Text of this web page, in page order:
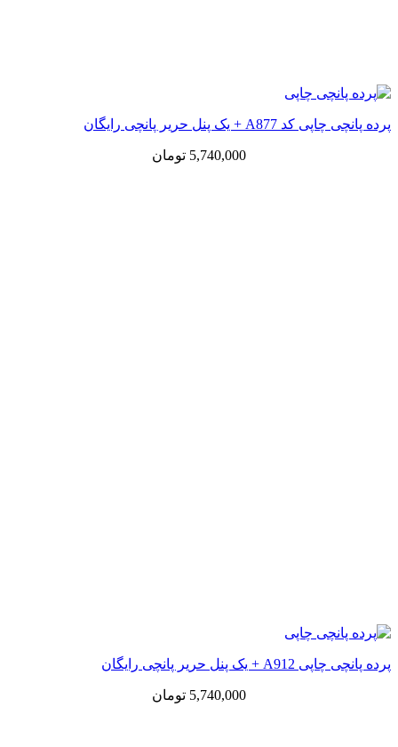
پرده پانچی چاپی کد A877 + یک پنل حریر پانچی رایگان
5,740,000 تومان
پرده پانچی چاپی A912 + یک پنل حریر پانچی رایگان
5,740,000 تومان